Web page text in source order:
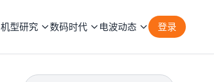
机型研究 数码时代 电波动态 登录